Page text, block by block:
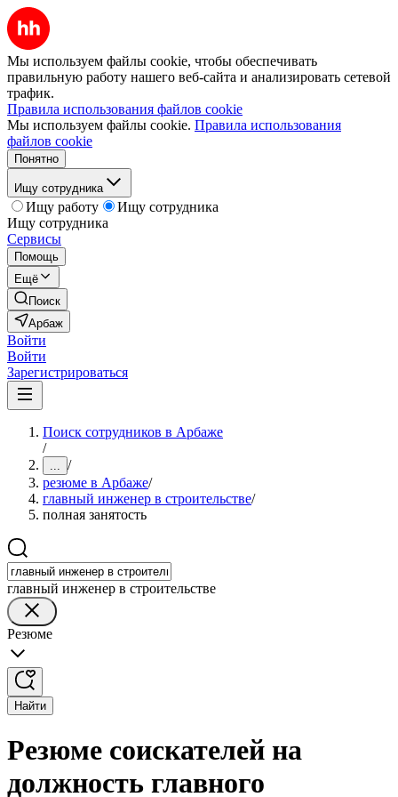
Мы используем файлы cookie, чтобы обеспечивать
правильную работу нашего веб-сайта и анализировать сетевой
трафик.
Правила использования файлов cookie
Мы используем файлы cookie. Правила использования
файлов cookie
Понятно
Ищу сотрудника
Ищу работу
Ищу сотрудника
Ищу сотрудника
Сервисы
Помощь
Ещё
Поиск
Арбаж
Войти
Войти
Зарегистрироваться
Поиск сотрудников в Арбаже
/
... /
резюме в Арбаже/
главный инженер в строительстве/
полная занятость
главный инженер в строительстве
Резюме
Найти
Резюме соискателей на
должность главного